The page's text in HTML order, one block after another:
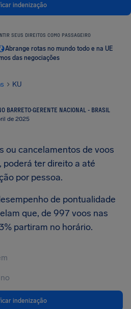
indenização
SEUS DIREITOS COMO PASSAGEIRO
Abrange rotas no mundo todo e na UE
das negociações
KU
BARRETO·GERENTE NACIONAL - BRASIL
de 2025
ou cancelamentos de voos
poderá ter direito a até
por pessoa.
de pontualidade
que, de 997 voos nas
partiram no horário.
indenização